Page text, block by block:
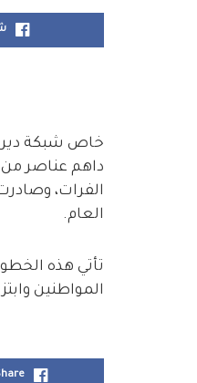
خاص شبكة
داهم عناصر من
الفرات،
العام.
تأتي هذه
المواطنين